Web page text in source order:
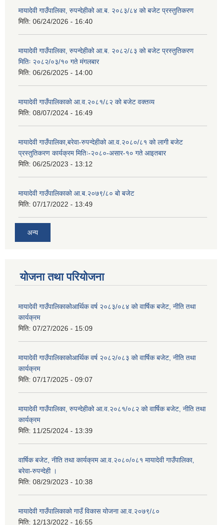
मायादेवी गाउँपालिका, रुपन्देहीको आ.ब. २०८३/८४ को बजेट प्रस्तुतिकरण
मिति: 06/24/2026 - 16:40
मायादेवी गाउँपालिका, रुपन्देहीको आ.ब. २०८२/८३ को बजेट प्रस्तुतिकरण
मितिः २०८२/०३/१० गते मंगलबार
मिति: 06/26/2025 - 14:00
मायादेवी गाउँपालिकाको आ.व.२०८१/८२ को बजेट वक्तव्य
मिति: 08/07/2024 - 16:49
मायादेवी गाउँपालिका,बरेवा-रुपन्देहीको आ.व.२०८०/८१ को लागी बजेट
प्रस्तुतिकरण कार्यक्रम मितिः-२०८०-असार-१० गते आइतबार
मिति: 06/25/2023 - 13:12
मायादेवी गाउँपालिकाको आ.ब.२०७९/८० बो बजेट
मिति: 07/17/2022 - 13:49
अन्य
योजना तथा परियोजना
मायादेवी गाउँपालिकाकोआर्थिक वर्ष २०८३/०८४ को वार्षिक बजेट, नीति तथा
कार्यक्रम
मिति: 07/27/2026 - 15:09
मायादेवी गाउँपालिकाकोआर्थिक वर्ष २०८२/०८३ को वार्षिक बजेट, नीति तथा
कार्यक्रम
मिति: 07/17/2025 - 09:07
मायादेवी गाउँपालिका, रुपन्देहीको आ.व.२०८१/०८२ को वार्षिक बजेट, नीति तथा
कार्यक्रम
मिति: 11/25/2024 - 13:39
वार्षिक बजेट, नीति तथा कार्यक्रम आ.व.२०८०/०८१ मायादेवी गाउँपालिका,
बरेवा-रुपन्देही ।
मिति: 08/29/2023 - 10:38
मायादेवी गाउँपालिकाको गाउँ विकास योजना आ.व.२०७९/८०
मिति: 12/13/2022 - 16:55